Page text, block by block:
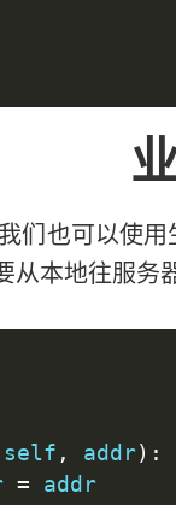
业
们也可以使用
从本地往服务
self , addr):
= addr